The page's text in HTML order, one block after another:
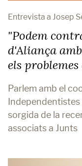
Entrevista a Josep
"Podem
d'Aliança
els
Parlem amb el
sorgida de la
associats a Junts